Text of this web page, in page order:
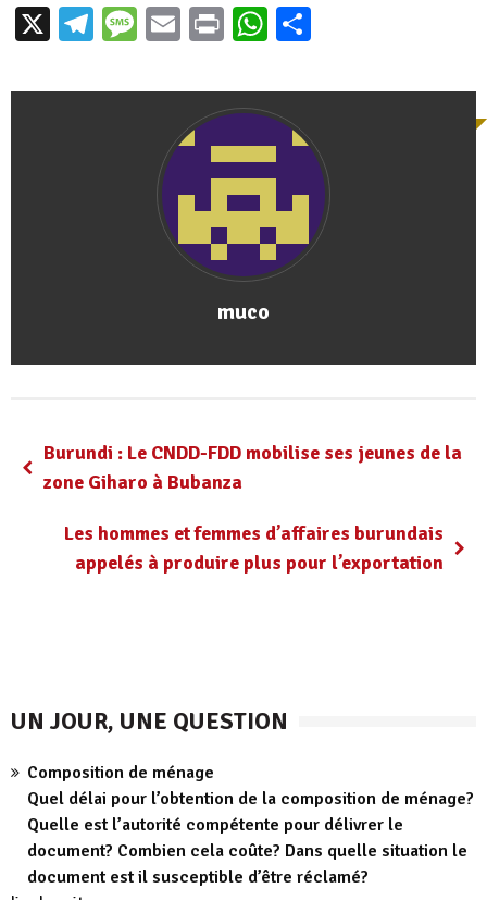
X Telegram
Message
EmailPrintWhatsApp
muco
Burundi : Le CNDD-FDD mobilise ses jeunes de la
zone Giharo à Bubanza
Les hommes et femmes d’affaires burundais
appelés à produire plus pour l’exportation
UN JOUR, UNE QUESTION
Composition de ménage
Quel délai pour l’obtention de la composition de ménage?
Quelle est l’autorité compétente pour délivrer le
document? Combien cela coûte? Dans quelle situation le
document est il susceptible d’être réclamé?